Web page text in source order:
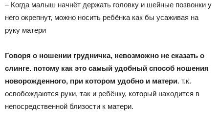
– Когда малыш начнёт держать головку и шейные позвонки у
него окрепнут, можно носить ребёнка как бы усаживая на
руку матери
Говоря о ношении грудничка, невозможно не сказать о
слинге. потому как это самый удобный способ ношения
новорожденного, при котором удобно и матери. т.к.
освобождаются руки, так и ребёнку, который находится в
непосредственной близости к матери.